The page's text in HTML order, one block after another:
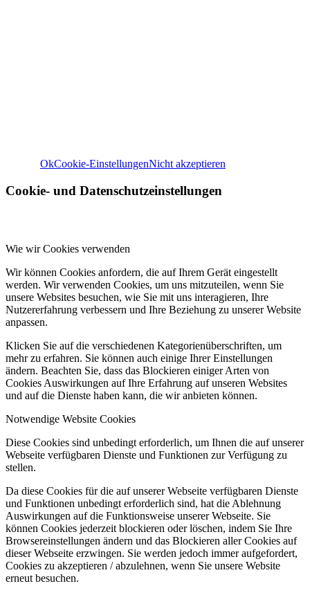
OkCookie-EinstellungenNicht akzeptieren
Cookie- und Datenschutzeinstellungen
Wie wir Cookies verwenden
Wir können Cookies anfordern, die auf Ihrem Gerät eingestellt
werden. Wir verwenden Cookies, um uns mitzuteilen, wenn Sie
unsere Websites besuchen, wie Sie mit uns interagieren, Ihre
Nutzererfahrung verbessern und Ihre Beziehung zu unserer Website
anpassen.
Klicken Sie auf die verschiedenen Kategorienüberschriften, um
mehr zu erfahren. Sie können auch einige Ihrer Einstellungen
ändern. Beachten Sie, dass das Blockieren einiger Arten von
Cookies Auswirkungen auf Ihre Erfahrung auf unseren Websites
und auf die Dienste haben kann, die wir anbieten können.
Notwendige Website Cookies
Diese Cookies sind unbedingt erforderlich, um Ihnen die auf unserer
Webseite verfügbaren Dienste und Funktionen zur Verfügung zu
stellen.
Da diese Cookies für die auf unserer Webseite verfügbaren Dienste
und Funktionen unbedingt erforderlich sind, hat die Ablehnung
Auswirkungen auf die Funktionsweise unserer Webseite. Sie
können Cookies jederzeit blockieren oder löschen, indem Sie Ihre
Browsereinstellungen ändern und das Blockieren aller Cookies auf
dieser Webseite erzwingen. Sie werden jedoch immer aufgefordert,
Cookies zu akzeptieren / abzulehnen, wenn Sie unsere Website
erneut besuchen.